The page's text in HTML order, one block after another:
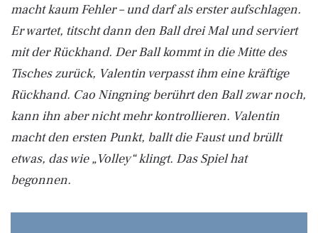
macht kaum Fehler – und darf als erster aufschlagen.
Er wartet, titscht dann den Ball drei Mal und serviert
mit der Rückhand. Der Ball kommt in die Mitte des
Tisches zurück, Valentin verpasst ihm eine kräftige
Rückhand. Cao Ningning berührt den Ball zwar noch,
kann ihn aber nicht mehr kontrollieren. Valentin
macht den ersten Punkt, ballt die Faust und brüllt
etwas, das wie „Volley“ klingt. Das Spiel hat
begonnen.